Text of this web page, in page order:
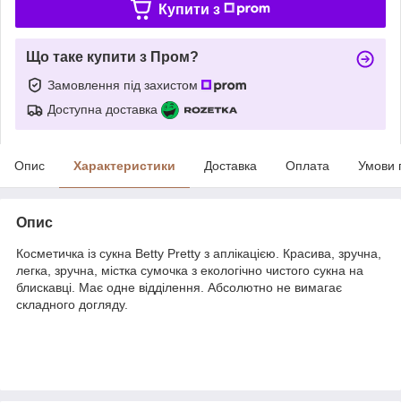
Купити з
Що таке купити з Пром?
Замовлення під захистом
Доступна доставка
Опис Характеристики Доставка Оплата Умови
Опис
Косметичка із сукна Betty Pretty з аплікацією. Красива, зручна,
легка, зручна, містка сумочка з екологічно чистого сукна на
блискавці. Має одне відділення. Абсолютно не вимагає
складного догляду.